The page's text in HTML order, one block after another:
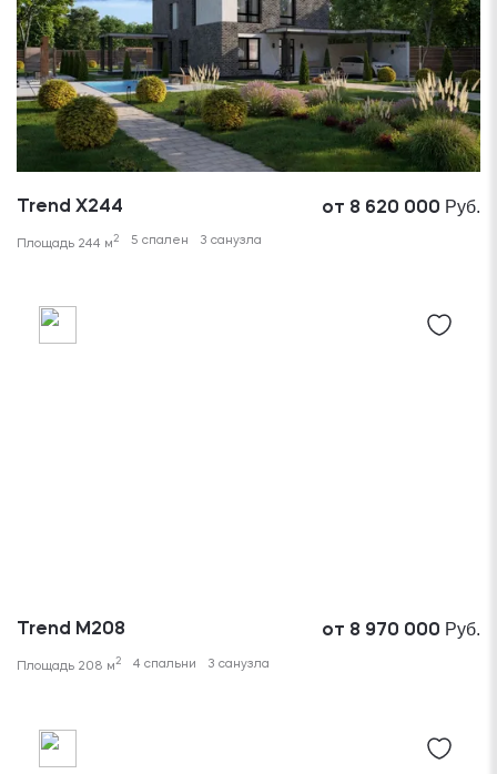
Trend X244 от 8 620 000 Руб.
Площадь 244 м2 5 спален 3 санузла
Trend M208 от 8 970 000 Руб.
Площадь 208 м2 4 спальни 3 санузла